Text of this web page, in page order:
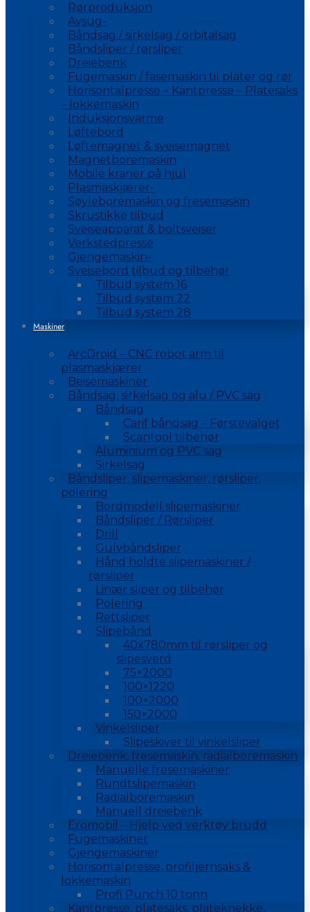
Rørproduksjon
Avsug-
Båndsag / sirkelsag / orbitalsag
Båndsliper / rørsliper
Dreiebenk
Fugemaskin / fasemaskin til plater og rør
Horisontalpresse – Kantpresse – Platesaks
– lokkemaskin
Induksjonsvarme
Løftebord
Løftemagnet & sveisemagnet
Magnetboremaskin
Mobile kraner på hjul
Plasmaskjærer-
Søyleboremaskin og fresemaskin
Skrustikke tilbud
Sveiseapparat & boltsveiser
Verkstedpresse
Gjengemaskin-
Sveisebord tilbud og tilbehør
Tilbud system 16
Tilbud system 22
Tilbud system 28
Maskiner
ArcDroid – CNC robot arm til
plasmaskjærer
Beisemaskiner
Båndsag, sirkelsag og alu / PVC sag
Båndsag
Carif båndsag – Førstevalget
Scantool tilbehør
Aluminium og PVC sag
Sirkelsag
Båndsliper, slipemaskiner, rørsliper,
polering
Bordmodell slipemaskiner
Båndsliper / Rørsliper
Drill
Gulvbåndsliper
Hånd holdte slipemaskiner /
rørsliper
Linær sliper og tilbehør
Polering
Rettsliper
Slipebånd
40x780mm til rørsliper og
slipesverd
75×2000
100×1220
100×2000
150×2000
Vinkelsliper
Slipeskiver til vinkelsliper
Dreiebenk, fresemaskin, radialboremaskin
Manuelle fresemaskiner
Rundtslipemaskin
Radialboremaskin
Manuell dreiebenk
Eromobil – Hjelp ved verktøy brudd
Fugemaskiner
Gjengemaskiner
Horisontalpresse, profiljernsaks &
lokkemaskin
Profi Punch 10 tonn
Kantpresse, platesaks, plateknekke,